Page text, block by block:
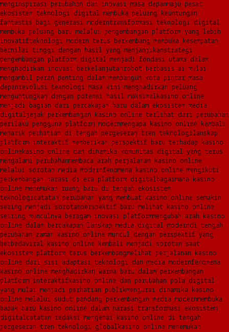
menginspirasi perubahan dan inovasi masa depanmaju pesat
ekosistem teknologi digital membuka peluang keuntungan
fantastis bagi generasi moderntransformasi teknologi digital
membuka peluang baru melalui pengembangan platform yang lebih
inovatifteknologi modern terus berkembang membuka kesempatan
bernilai tinggi dengan hasil yang menjanjikanstrategi
pengembangan platform digital menjadi fondasi utama dalam
menghadirkan inovasi berkelanjutanrobot berbasis ai mulai
mengambil peran penting dalam membangun kota pintar masa
depanrevolusi teknologi masa kini menghadirkan peluang
menguntungkan dengan potensi hasil maksimalkasino online
menjadi bagian dari percakapan baru dalam ekosistem media
digitaljejak perkembangan kasino online terlihat dari perubahan
perilaku pengguna platform modernmengapa kasino online kembali
menarik perhatian di tengah pergeseran tren teknologilanskap
platform interaktif memberikan perspektif baru terhadap kasino
onlinekasino online dan dinamika komunitas digital yang terus
mengalami perubahanmembaca arah perjalanan kasino online
melalui sorotan media modernfenomena kasino online mengikuti
perkembangan narasi di era platform digitalbagaimana kasino
online menemukan ruang baru di tengah ekosistem
teknologicatatan perubahan yang membuat kasino online semakin
sering menjadi sorotanperspektif baru melihat kasino online
seiring munculnya beragam inovasi platformmengubah arah kasino
online dalam bercakapan lanskap media digital moderndi tengah
perubahan zaman kasino online muncul dengan perspektif yang
berbedaviral kasino online kembali menjadi sorotan saat
ekosistem platform terus berkembangmelihat perjalanan kasino
online dari sisi adaptasi teknologi dan media modernfenomena
kasino online menghadirkan warna baru dalam perkembangan
platform interaktifkasino online dan perubahan pola digital
yang mulai menjadi perhatian publikmengurai dinamika kasino
online melalui sudut pandang perkembangan media modernmembuka
babak baru kasino online dalam narasi transformasi ekosistem
digitalcatatan redaksi mengenai kasino online di tengah
pergeseran tren teknologi globalkasino online menemukan